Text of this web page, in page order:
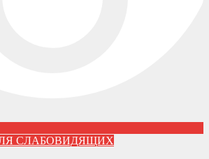
СЛАБОВИДЯЩИХ